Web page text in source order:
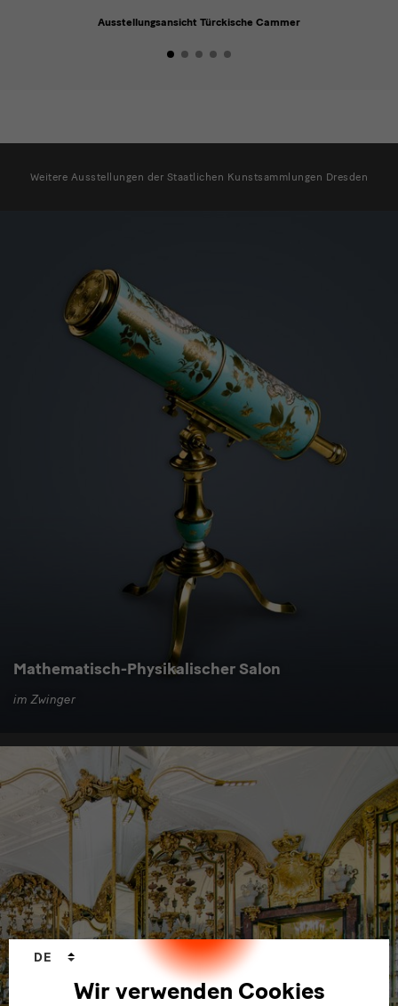
Ausstellungsansicht Türckische Cammer
Weitere Ausstellungen der Staatlichen Kunstsammlungen Dresden
Mathematisch-Physikalischer Salon
im Zwinger
Wir verwenden Cookies
Sprachwechsler
DE